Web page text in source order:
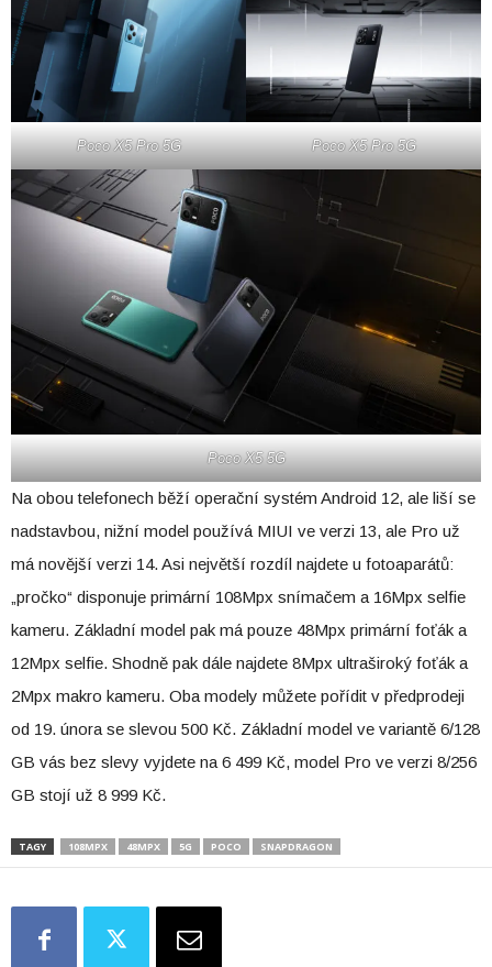
Poco X5 Pro 5G Poco X5 Pro 5G
Poco X5 5G
Na obou telefonech běží operační systém Android 12, ale liší se
nadstavbou, nižní model používá MIUI ve verzi 13, ale Pro už
má novější verzi 14. Asi největší rozdíl najdete u fotoaparátů:
„pročko“ disponuje primární 108Mpx snímačem a 16Mpx selfie
kameru. Základní model pak má pouze 48Mpx primární foťák a
12Mpx selfie. Shodně pak dále najdete 8Mpx ultraširoký foťák a
2Mpx makro kameru. Oba modely můžete pořídit v předprodeji
od 19. února se slevou 500 Kč. Základní model ve variantě 6/128
GB vás bez slevy vyjdete na 6 499 Kč, model Pro ve verzi 8/256
GB stojí už 8 999 Kč.
TAGY 108MPX 48MPX 5G POCO SNAPDRAGON